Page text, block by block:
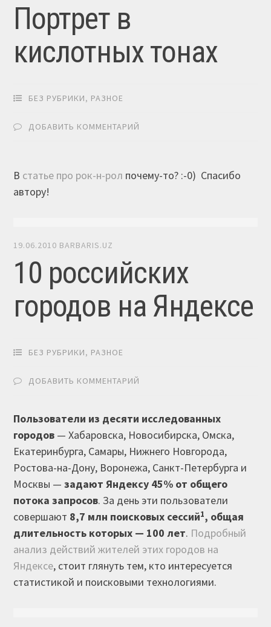
Портрет в
кислотных тонах
БЕЗ РУБРИКИ, РАЗНОЕ
ДОБАВИТЬ КОММЕНТАРИЙ
В статье про рок-н-рол почему-то? :-0) Спасибо
автору!
19.06.2010 BARBARIS.UZ
10 российских
городов на Яндексе
БЕЗ РУБРИКИ, РАЗНОЕ
ДОБАВИТЬ КОММЕНТАРИЙ
Пользователи из десяти исследованных
городов — Хабаровска, Новосибирска, Омска,
Екатеринбурга, Самары, Нижнего Новгорода,
Ростова-на-Дону, Воронежа, Санкт-Петербурга и
Москвы —задают Яндексу 45% от общего
потока запросов. За день эти пользователи
совершают 8,7 млн поисковых сессий1, общая
длительность которых — 100 лет. Подробный
анализ действий жителей этих городов на
Яндексе, стоит глянуть тем, кто интересуется
статистикой и поисковыми технологиями.